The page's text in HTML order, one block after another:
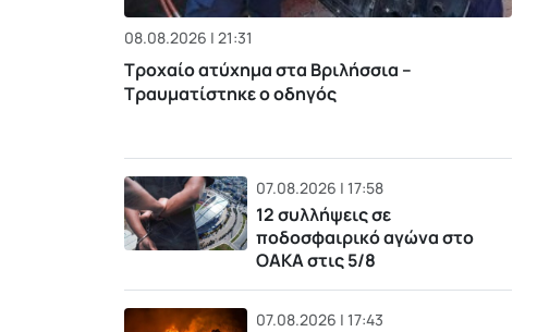
08.08.2026 | 21:31
Τροχαίο ατύχημα στα Βριλήσσια –
Τραυματίστηκε ο οδηγός
07.08.2026 | 17:58
12 συλλήψεις σε
ποδοσφαιρικό αγώνα στο
ΟΑΚΑ στις 5/8
07.08.2026 | 17:43